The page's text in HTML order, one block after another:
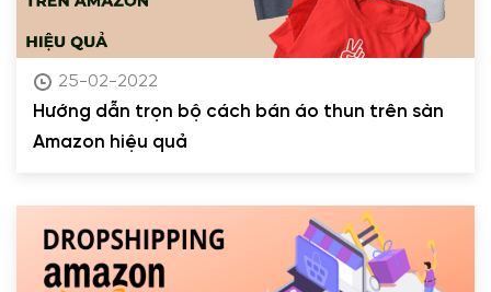
25-02-2022
Hướng dẫn trọn bộ cách bán áo thun trên sàn
Amazon hiệu quả